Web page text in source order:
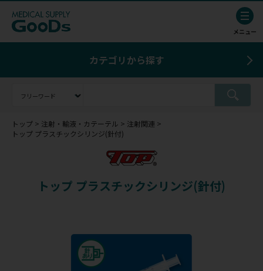
カテゴリから探す
トップ 注射・輸液・カテーテル
注射関連
トップ プラスチックシリンジ(針付)
トップ プラスチックシリンジ(針付)